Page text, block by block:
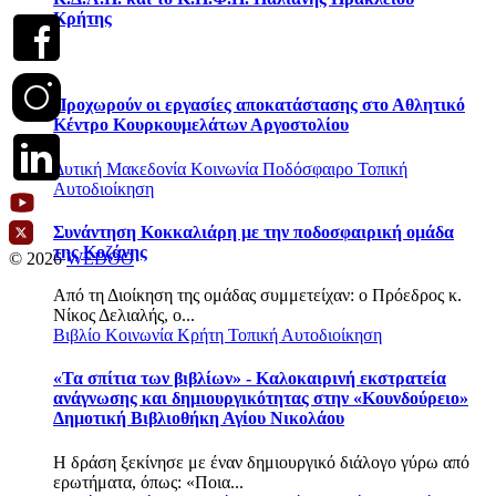
Κρήτης
Προχωρούν οι εργασίες αποκατάστασης στο Αθλητικό
Κέντρο Κουρκουμελάτων Αργοστολίου
Δυτική Μακεδονία Κοινωνία Ποδόσφαιρο Τοπική
Αυτοδιοίκηση
Συνάντηση Κοκκαλιάρη με την ποδοσφαιρική ομάδα
της Κοζάνης
Από τη Διοίκηση της ομάδας συμμετείχαν: o Πρόεδρος κ.
Νίκος Δελιαλής, ο...
Βιβλίο Κοινωνία Κρήτη Τοπική Αυτοδιοίκηση
«Τα σπίτια των βιβλίων» - Καλοκαιρινή εκστρατεία
ανάγνωσης και δημιουργικότητας στην «Κουνδούρειο»
Δημοτική Βιβλιοθήκη Αγίου Νικολάου
Η δράση ξεκίνησε με έναν δημιουργικό διάλογο γύρω από
ερωτήματα, όπως: «Ποια...
© 2026WEDOO